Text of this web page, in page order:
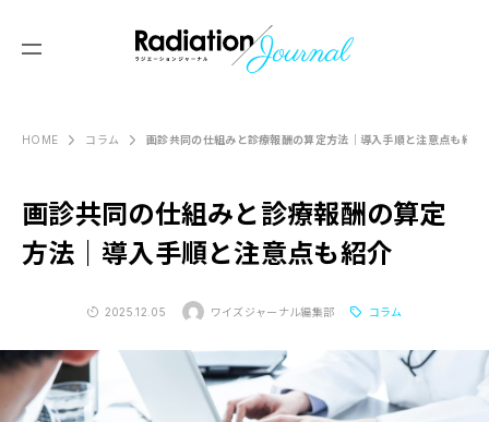
ABOUT US
コラム
HOME コラム 画診共同の仕組みと診療報酬の算定方法｜導入手順と注意点も紹介
画診共同の仕組みと診療報酬の算定
方法｜導入手順と注意点も紹介
2025.12.05 ワイズジャーナル編集部 コラム